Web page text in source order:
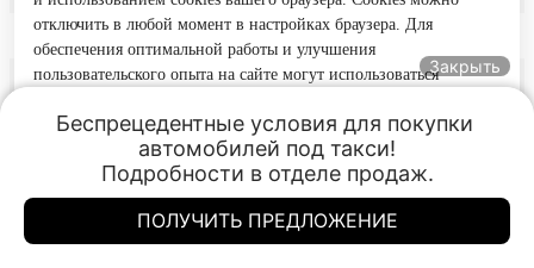
Журнал "5колесо"
ProDrive
отключить в любой момент в настройках браузера. Для
обеспечения оптимальной работы и улучшения
пользовательского опыта на сайте могут использоваться
Продолжая использование сайта, Вы соглашаетесь с
применением указанных технологий и размещением cookie-
Принять
Закрыть
Беспрецедентные условия для покупки
автомобилей под такси!
Подробности в отделе продаж.
ПОЛУЧИТЬ ПРЕДЛОЖЕНИЕ
Чанган Центр Богатырский
Чанган Центр Богатырский